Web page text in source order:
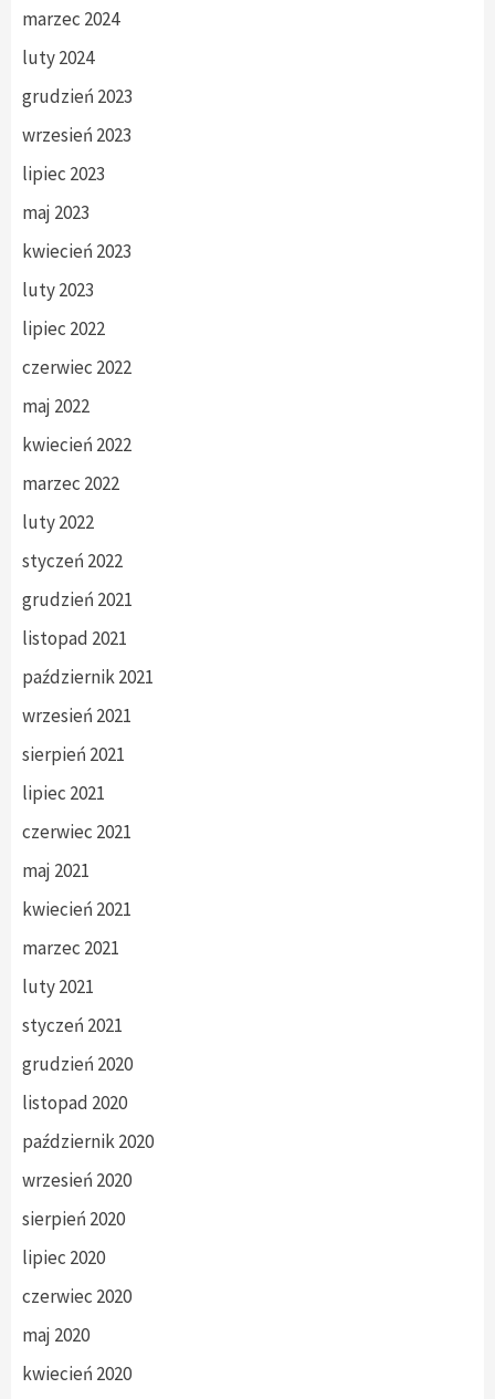
marzec 2024
luty 2024
grudzień 2023
wrzesień 2023
lipiec 2023
maj 2023
kwiecień 2023
luty 2023
lipiec 2022
czerwiec 2022
maj 2022
kwiecień 2022
marzec 2022
luty 2022
styczeń 2022
grudzień 2021
listopad 2021
październik 2021
wrzesień 2021
sierpień 2021
lipiec 2021
czerwiec 2021
maj 2021
kwiecień 2021
marzec 2021
luty 2021
styczeń 2021
grudzień 2020
listopad 2020
październik 2020
wrzesień 2020
sierpień 2020
lipiec 2020
czerwiec 2020
maj 2020
kwiecień 2020